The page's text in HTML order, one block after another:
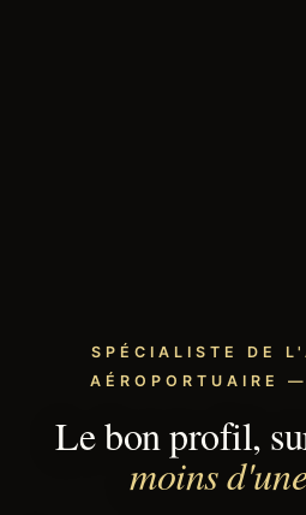
SPÉCIALISTE DE
AÉROPORTUAIRE
Le bon profil,
moins